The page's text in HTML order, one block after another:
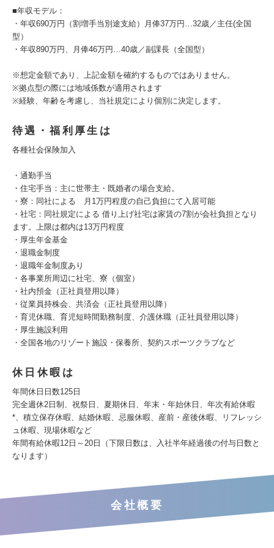
■年収モデル：
・年収690万円（割増手当別途支給）月俸37万円…32歳／主任(全国
型）
・年収890万円、月俸46万円…40歳／副課長（全国型）
※想定金額であり、上記金額を確約するものではありません。
※拠点型の際には地域係数が適用されます
※経験、年齢を考慮し、当社規定により個別に決定します。
待遇・福利厚生は
各種社会保険加入
・通勤手当
・住宅手当：主に世帯主・既婚者の場合支給。
・寮：同社による 月1万円程度の自己負担にて入居可能
・社宅：同社規定による 借り上げ社宅は家賃の7割が会社負担となり
ます。上限は都内は13万円程度
・厚生年金基金
・退職金制度
・退職年金制度あり
・各事業所周辺に社宅、寮（個室）
・社内預金（正社員登用以降）
・従業員持株会、共済会（正社員登用以降）
・育児休職、育児短時間勤務制度、介護休職（正社員登用以降）
・厚生施設利用
・全国各地のリゾート施設・保養所、契約スポーツクラブなど
休日休暇は
年間休日日数125日
完全週休2日制、祝祭日、夏期休日、年末・年始休日、年次有給休暇
*、積立保存休暇、結婚休暇、忌服休暇、産前・産後休暇、リフレッシ
ュ休暇、現場休暇など
年間有給休暇12日～20日（下限日数は、入社半年経過後の付与日数と
なります）
会社概要